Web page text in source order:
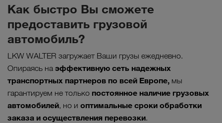
Как быстро Вы сможете
предоставить грузовой
автомобиль?
LKW WALTER загружает Ваши грузы ежедневно.
Опираясь на эффективную сеть надежных
транспортных партнеров по всей Европе, мы
гарантируем не только постоянное наличие грузовых
автомобилей, но и оптимальные сроки обработки
заказа и осуществления перевозки.